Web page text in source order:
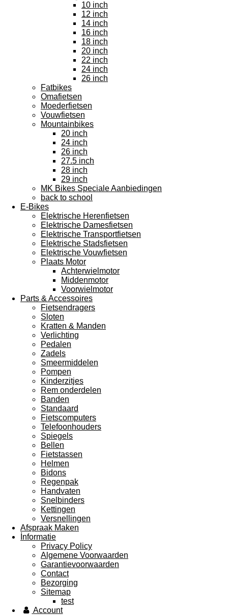
10 inch
12 inch
14 inch
16 inch
18 inch
20 inch
22 inch
24 inch
26 inch
Fatbikes
Omafietsen
Moederfietsen
Vouwfietsen
Mountainbikes
20 inch
24 inch
26 inch
27.5 inch
28 inch
29 inch
MK Bikes Speciale Aanbiedingen
back to school
E-Bikes
Elektrische Herenfietsen
Elektrische Damesfietsen
Elektrische Transportfietsen
Elektrische Stadsfietsen
Elektrische Vouwfietsen
Plaats Motor
Achterwielmotor
Middenmotor
Voorwielmotor
Parts & Accessoires
Fietsendragers
Sloten
Kratten & Manden
Verlichting
Pedalen
Zadels
Smeermiddelen
Pompen
Kinderzitjes
Rem onderdelen
Banden
Standaard
Fietscomputers
Telefoonhouders
Spiegels
Bellen
Fietstassen
Helmen
Bidons
Regenpak
Handvaten
Snelbinders
Kettingen
Versnellingen
Afspraak Maken
İnformatie
Privacy Policy
Algemene Voorwaarden
Garantievoorwaarden
Contact
Bezorging
Sitemap
test
Account